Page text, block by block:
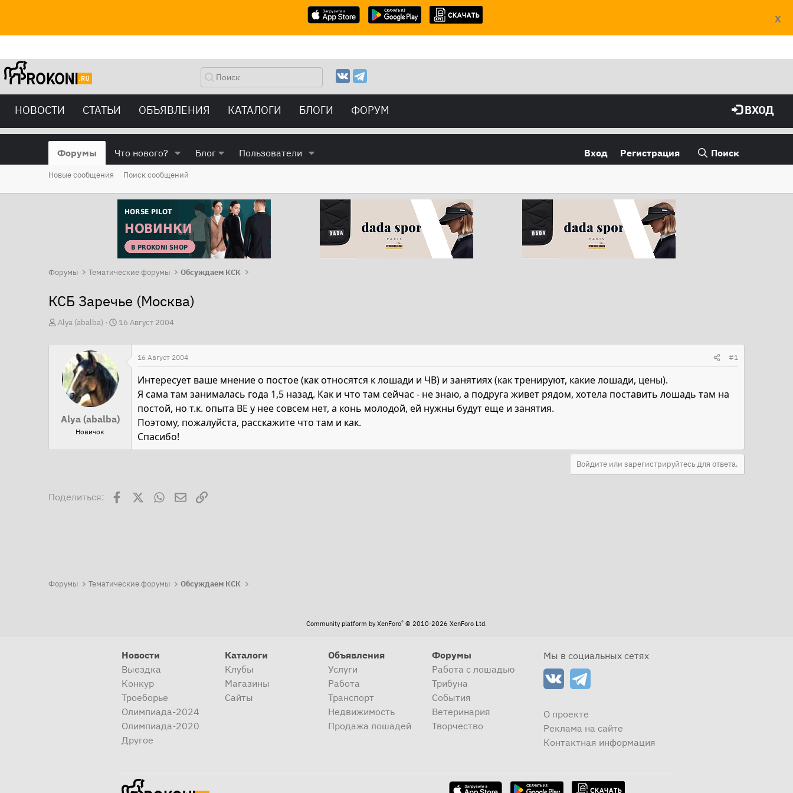
X
НОВОСТИ СТАТЬИ ОБЪЯВЛЕНИЯ КАТАЛОГИ БЛОГИ ФОРУМ ВХОД
Форумы Что нового? Блог Пользователи Вход Регистрация Поиск
Новые сообщения Поиск сообщений
Форумы Тематические форумы Обсуждаем КСК
КСБ Заречье (Москва)
А
м
Alya (abalba)
Д
н
а
а
16 Август 2004
Alya (abalba)
Новичок
16 Август 2004 #1
Интересует ваше мнение о постое (как относятся к лошади и ЧВ) и занятиях (как тренируют, какие лошади, цены).
Я сама там занималась года 1,5 назад. Как и что там сейчас - не знаю, а подруга живет рядом, хотела поставить лошадь там на
постой, но т.к. опыта ВЕ у нее совсем нет, а конь молодой, ей нужны будут еще и занятия.
Поэтому, пожалуйста, расскажите что там и как.
Спасибо!
Войдите или зарегистрируйтесь для ответа.
Поделиться: FacebookWhatsAppЭлектронная почта
Ссылка
Форумы Тематические форумы Обсуждаем КСК
Community platform by XenForo® © 2010-2026 XenForo Ltd.
Новости
Выездка
Конкур
Троеборье
Олимпиада-2024
Олимпиада-2020
Другое
Каталоги
Клубы
Магазины
Сайты
Объявления
Услуги
Работа
Транспорт
Недвижимость
Продажа лошадей
Форумы
Работа с лошадью
Трибуна
События
Ветеринария
Творчество
Мы в социальных сетях
О проекте
Реклама на сайте
Контактная информация